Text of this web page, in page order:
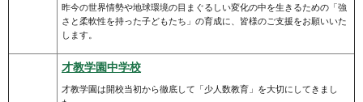
昨今の世界情勢や地球環境の目まぐるしい変化の中を生きるための「強
さと柔軟性を持った子どもたち」の育成に、皆様のご支援をお願いいた
します。
才教学園中学校
才教学園は開校当初から徹底して「少人数教育」を大切にしてきまし